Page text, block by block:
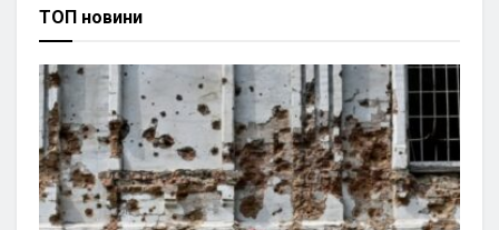
ТОП новини